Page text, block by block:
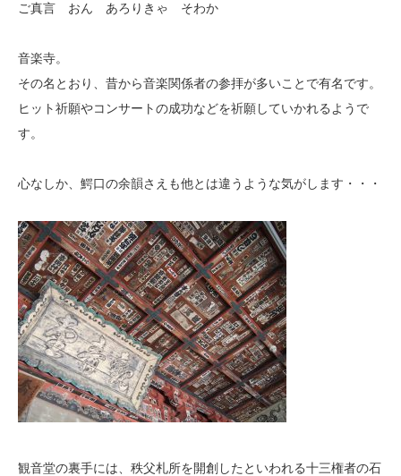
ご真言 おん あろりきゃ そわか
音楽寺。
その名とおり、昔から音楽関係者の参拝が多いことで有名です。
ヒット祈願やコンサートの成功などを祈願していかれるようで
す。
心なしか、鰐口の余韻さえも他とは違うような気がします・・・
観音堂の裏手には、秩父札所を開創したといわれる十三権者の石